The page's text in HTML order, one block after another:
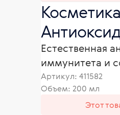
Естественная
иммунитета и
Артикул: 411582
Объем: 200 мл
Этот